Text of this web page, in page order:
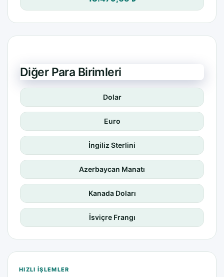
Diğer Para Birimleri
Dolar
Euro
İngiliz Sterlini
Azerbaycan Manatı
Kanada Doları
İsviçre Frangı
HIZLI IŞLEMLER